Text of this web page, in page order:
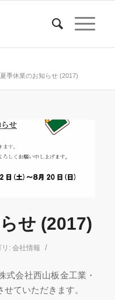
夏季休業のお知らせ (2017)
せ (2017)
リ: 会社情報 /
式会社西山板金工業・
ていただきます。